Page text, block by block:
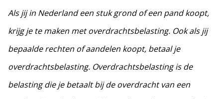
Als jij in Nederland een stuk grond of een pand koopt,
krijg je te maken met overdrachtsbelasting. Ook als jij
bepaalde rechten of aandelen koopt, betaal je
overdrachtsbelasting. Overdrachtsbelasting is de
belasting die je betaalt bij de overdracht van een